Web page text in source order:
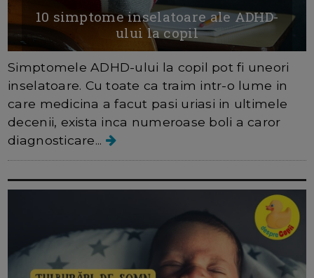
10 simptome inselatoare ale ADHD-
ului la copil
Simptomele ADHD-ului la copil pot fi uneori
inselatoare. Cu toate ca traim intr-o lume in
care medicina a facut pasi uriasi in ultimele
decenii, exista inca numeroase boli a caror
diagnosticare...